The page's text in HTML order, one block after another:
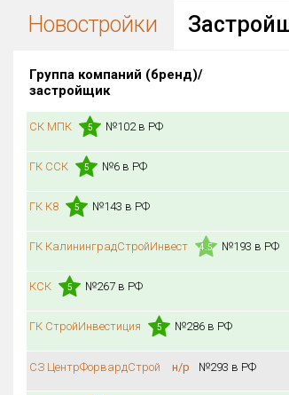
Новостройки
Группа компаний (бренд)/
застройщик
СК МПК 5 №102 в РФ
ГК ССК 5 №6 в РФ
ГК К8 5 №143 в РФ
ГК КалининградСтройИнвест 4.5 №193 в РФ
КСК 5 №267 в РФ
ГК СтройИнвестиция 5 №286 в РФ
СЗ ЦентрФорвардСтрой н/р №293 в РФ